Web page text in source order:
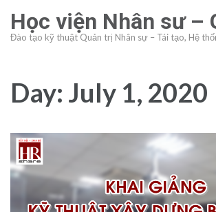
content
Enter)
Học viện Nhân sư –
Đào tạo kỹ thuật Quản trị Nhân sự – Tái tạo, Hệ
Day: July 1, 2020